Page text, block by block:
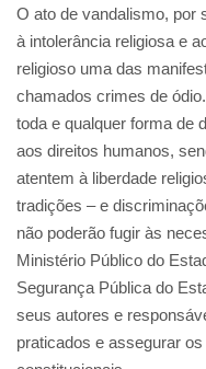
O ato de vandalismo, por
à intolerância religiosa e
religioso uma das
chamados crimes de
toda e qualquer forma de
aos direitos humanos,
atentem à liberdade
tradições – e
não poderão fugir às
Ministério Público do
Segurança Pública do
seus autores e
praticados e assegurar